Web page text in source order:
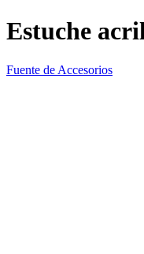
Estuche
Fuente de Accesorios